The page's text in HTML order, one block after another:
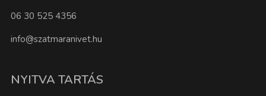
06 30 525 4356
info@szatmaranivet.hu
NYITVA TARTÁS